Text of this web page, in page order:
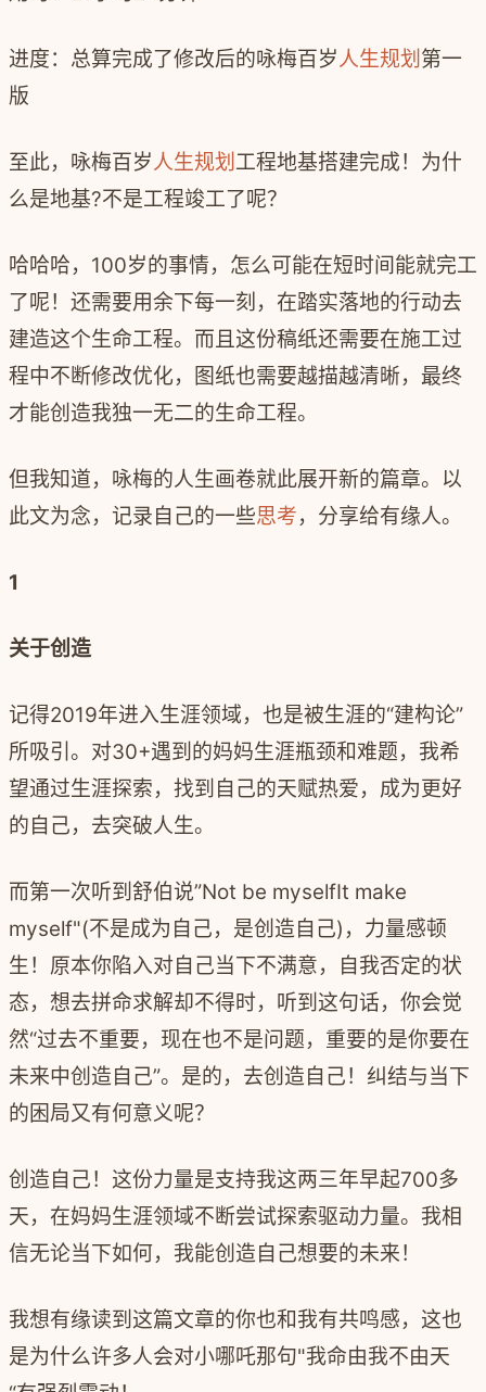
进度：总算完成了修改后的咏梅百岁人生规划 第一
版
至此，咏梅百岁人生规划 工程地基搭建完成！为什
么是地基?不是工程竣工了呢？
哈哈哈， 100岁的事情，怎么可能在短时间能就完工
了呢！还需要用余下每一刻，在踏实落地的行动去
建造这个生命工程。而且这份稿纸还需要在施工过
程中不断修改优化，图纸也需要越描越清晰，最终
才能创造我独一无二的生命工程。
但我知道，咏梅的人生画卷就此展开新的篇章。以
此文为念，记录自己的一些思考，分享给有缘人。
1
关于创造
记得2019年进入生涯领域，也是被生涯的“建构论”
所吸引。对30+遇到的妈妈生涯瓶颈和难题，我希
望通过生涯探索，找到自己的天赋热爱，成为更好
的自己，去突破人生。
而第一次听到舒伯说”Not be myselfIt make
myself"(不是成为自己，是创造自己) ，力量感顿
生！原本你陷入对自己当下不满意，自我否定的状
态，想去拼命求解却不得时，听到这句话，你会觉
然“过去不重要，现在也不是问题，重要的是你要在
未来中创造自己”。是的，去创造自己！纠结与当下
的困局又有何意义呢？
创造自己！这份力量是支持我这两三年早起700多
天，在妈妈生涯领域不断尝试探索驱动力量。我相
信无论当下如何，我能创造自己想要的未来！
我想有缘读到这篇文章的你也和我有共鸣感，这也
是为什么许多人会对小哪吒那句"我命由我不由天